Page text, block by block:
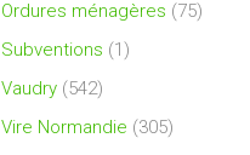
Ordures ménagères (75)
Subventions (1)
Vaudry (542)
Vire Normandie (305)